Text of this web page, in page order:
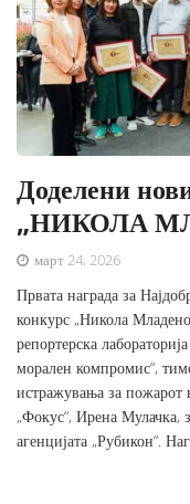
Доделени
„НИКОЛА
март 24, 2026
Првата награда за
конкурс „Никола
репортерска
морален компромис“,
истражувања за пожарот
„Фокус“, Ирена Мулачка,
агенцијата „Рубикон“.